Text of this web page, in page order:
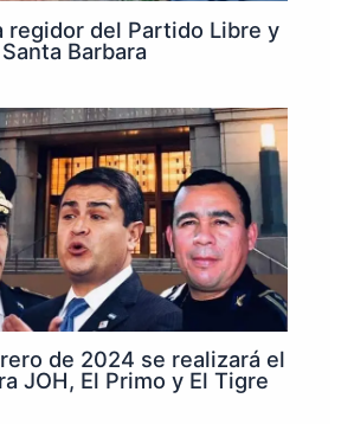
regidor del Partido Libre y
Barbara
de 2024 se realizará el
JOH, El Primo y El Tigre